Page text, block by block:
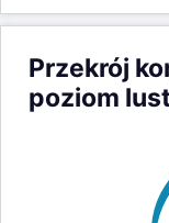
Przekrój
poziom